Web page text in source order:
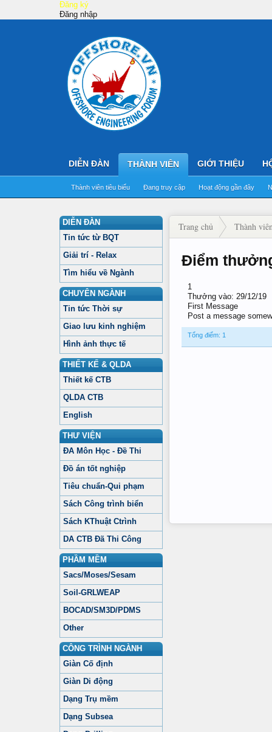
Đăng ký
Đăng nhập
DIỄN ĐÀN THÀNH VIÊN
Thành viên tiêu biểu Đang truy cập Hoạt động gần đây
GIỚI THIỆU
DIỄN ĐÀN
Tin tức từ BQT
Giải trí - Relax
Tìm hiểu về Ngành
CHUYÊN NGÀNH
Tin tức Thời sự
Giao lưu kinh nghiệm
Hình ảnh thực tế
THIẾT KẾ & QLDA
Thiết kế CTB
QLDA CTB
English
THƯ VIỆN
ĐA Môn Học - Đề Thi
Đồ án tốt nghiệp
Tiêu chuẩn-Qui phạm
Sách Công trình biển
Sách KThuật Ctrình
DA CTB Đã Thi Công
PHẦM MỀM
Sacs/Moses/Sesam
Soil-GRLWEAP
BOCAD/SM3D/PDMS
Other
CÔNG TRÌNH NGÀNH
Giàn Cố định
Giàn Di động
Dạng Trụ mềm
Dạng Subsea
Trang chủ Thành
Điểm
1
Thưởng vào: 29/12/19
First Message
Post a message
Tổng điểm: 1